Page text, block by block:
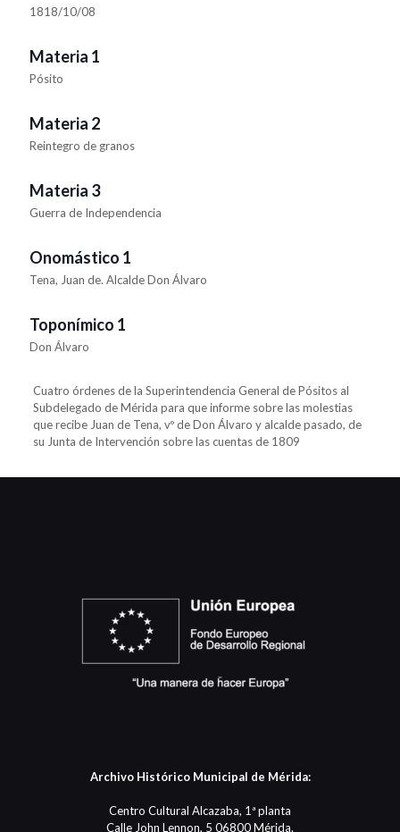
1818/10/08
Materia 1
Pósito
Materia 2
Reintegro de granos
Materia 3
Guerra de Independencia
Onomástico 1
Tena, Juan de. Alcalde Don Álvaro
Toponímico 1
Don Álvaro
Cuatro órdenes de la Superintendencia General de Pósitos al
Subdelegado de Mérida para que informe sobre las molestias
que recibe Juan de Tena, vº de Don Álvaro y alcalde pasado, de
su Junta de Intervención sobre las cuentas de 1809
Archivo Histórico Municipal de Mérida:
Centro Cultural Alcazaba, 1ª planta
Calle John Lennon, 5 06800 Mérida.